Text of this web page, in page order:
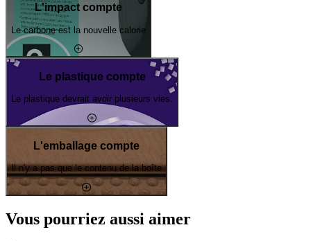
L'impact compte
Le carbone est la nouvelle calorie
Le plastique compte
Le plastique devrait avoir plusieurs vies.
L'emballage compte
Il n'y a pas que le contenu de la boîte
Vous pourriez aussi aimer